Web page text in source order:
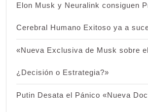
Elon Musk y Neuralink consiguen
Cerebral Humano Exitoso ya a
«Nueva Exclusiva de Musk sobre
¿Decisión o Estrategia?»
Putin Desata el Pánico «Nueva